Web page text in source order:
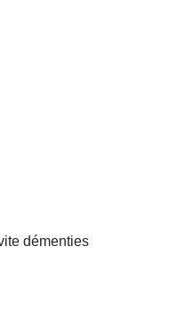
démenties